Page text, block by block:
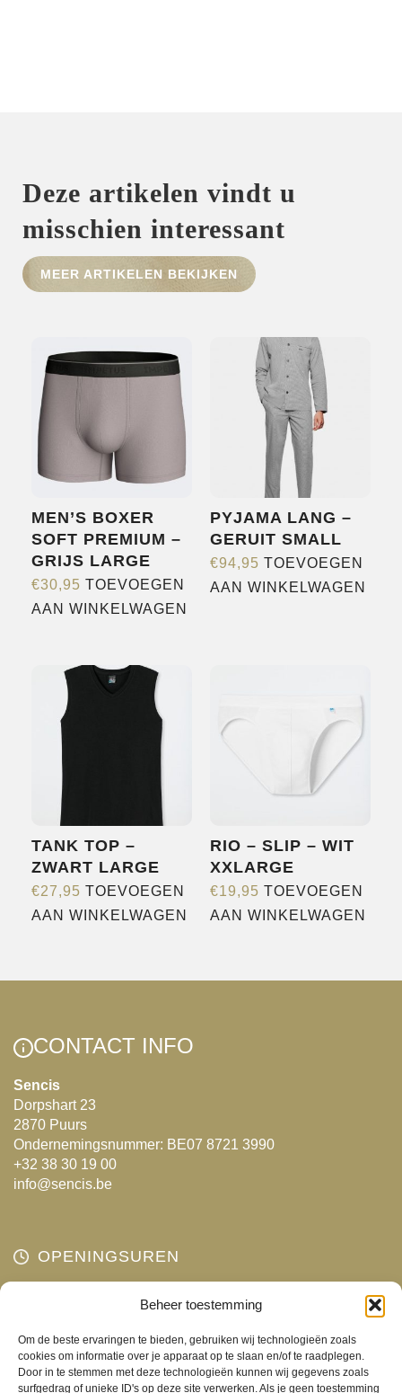
Beheer toestemming
Om de beste ervaringen te bieden, gebruiken wij technologieën zoals
cookies om informatie over je apparaat op te slaan en/of te raadplegen.
Door in te stemmen met deze technologieën kunnen wij gegevens zoals
surfgedrag of unieke ID's op deze site verwerken. Als je geen toestemming
HOME
OVER ONS
CONTACT
Deze artikelen vindt u
misschien interessant
MEER ARTIKELEN BEKIJKEN
MEN’S BOXER
SOFT PREMIUM –
GRIJS LARGE
€30,95 TOEVOEGEN
AAN WINKELWAGEN
PYJAMA LANG –
GERUIT SMALL
€94,95 TOEVOEGEN
AAN WINKELWAGEN
TANK TOP –
ZWART LARGE
€27,95 TOEVOEGEN
AAN WINKELWAGEN
RIO – SLIP – WIT
XXLARGE
€19,95 TOEVOEGEN
AAN WINKELWAGEN
CONTACT INFO
Sencis
Dorpshart 23
2870 Puurs
Ondernemingsnummer: BE07 8721 3990
+32 38 30 19 00
info@sencis.be
OPENINGSUREN
Gesloten
Woensdag
10:00 - 18:00
Donderdag
10:00 - 18:00